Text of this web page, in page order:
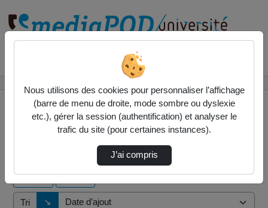
1 vidéo trouvée
Tri ↘
Direction de tri
Nous utilisons des cookies pour personnaliser l’affichage
(barre de menu de droite, mode sombre ou dyslexie
etc.), gérer la session (authentification) et analyser le
trafic du site (pour certaines instances).
J’ai compris